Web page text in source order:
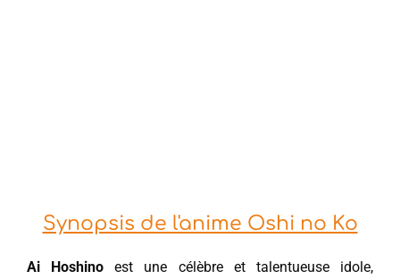
Synopsis de l'anime Oshi no Ko
Ai Hoshino est une célèbre et talentueuse idole,